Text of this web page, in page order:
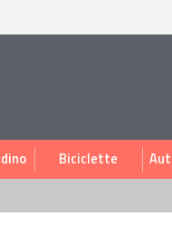
Biciclette